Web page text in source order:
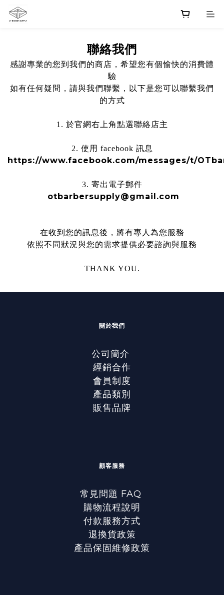
聯絡我們
感謝專業的您到我們的商店，希望您有個愉快的消費體
驗
如有任何疑問，請與我們聯繫，以下是您可以聯繫我們
的方式
1. 於官網右上角點選聯絡店主
2. 使用 facebook 訊息
https://www.facebook.com/messages/t/
3. 寄出電子郵件
otbarbersupply@gmail.com
在收到您的訊息後，將有專人為您服務
依照不同狀況與您的需求提供必要諮詢與服務
THANK YOU.
關於我們
公司簡介
經銷合作
會員制度
產品類別
販售品牌
顧客服務
常見問題 FAQ
購物流程說明
付款服務方式
退換貨政策
產品保固維修政策